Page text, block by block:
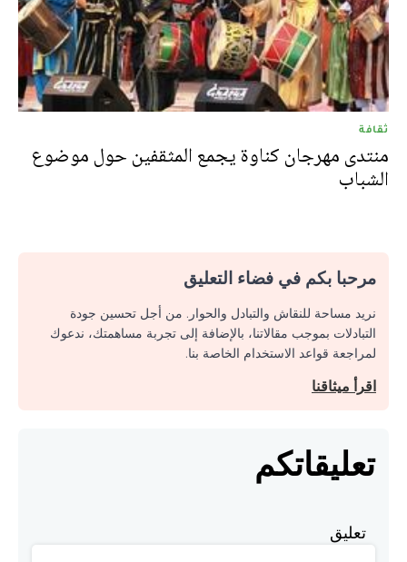
ثقافة
منتدى مهرجان كناوة يجمع المثقفين حول موضوع
الشباب
مرحبا بكم في فضاء التعليق
نريد مساحة للنقاش والتبادل والحوار. من أجل تحسين جودة
التبادلات بموجب مقالاتنا، بالإضافة إلى تجربة مساهمتك، ندعوك
لمراجعة قواعد الاستخدام الخاصة بنا.
اقرأ ميثاقنا
تعليقاتكم
تعليق